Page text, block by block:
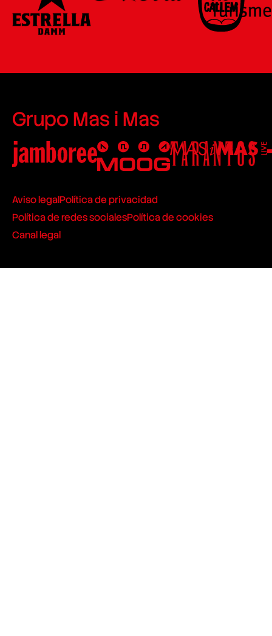
Grupo Mas i Mas
Aviso legalPolítica de privacidad
Política de redes socialesPolítica de cookies
Canal legal